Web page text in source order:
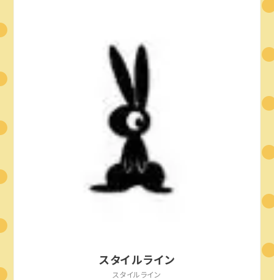
スタイルライン
スタイルライン